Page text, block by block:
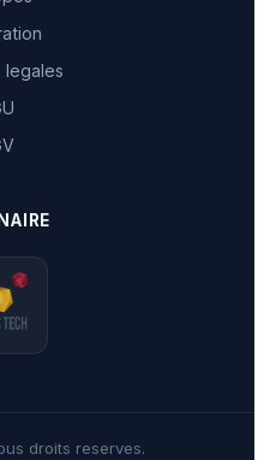
legales
droits reserves.